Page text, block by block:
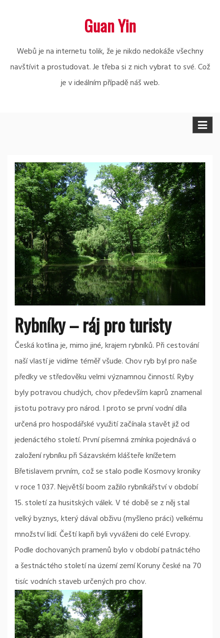
Guan Yin
Webů je na internetu tolik, že je nikdo nedokáže všechny
navštívit a prostudovat. Je třeba si z nich vybrat to své. Což
je v ideálním případě náš web.
Rybníky – ráj pro turisty
Česká kotlina je, mimo jiné, krajem rybníků. Při cestování
naší vlastí je vidíme téměř všude. Chov ryb byl pro naše
předky ve středověku velmi významnou činností. Ryby
byly potravou chudých, chov především kaprů znamenal
jistotu potravy pro národ. I proto se první vodní díla
určená pro hospodářské využití začínala stavět již od
jedenáctého století. První písemná zmínka pojednává o
založení rybníku při Sázavském klášteře knížetem
Břetislavem prvním, což se stalo podle Kosmovy kroniky
v roce 1 037. Největší boom zažilo rybníkářství v období
15. století za husitských válek. V té době se z něj stal
velký byznys, který dával obživu (myšleno práci) velkému
množství lidí. Čeští kapři byli vyváženi do celé Evropy.
Podle dochovaných pramenů bylo v období patnáctého
a šestnáctého století na území zemí Koruny české na 70
tisíc vodních staveb určených pro chov.